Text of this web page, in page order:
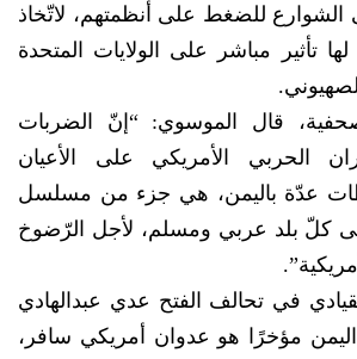
الشوارع للضغط على أنظمتهم، لاتّخاذ
تأثير مباشر على الولايات المتحدة
قال الموسوي: “إنّ الضربات
الحربي الأمريكي على الأعيان
عدّة باليمن، هي جزء من مسلسل
كلّ بلد عربي ومسلم، لأجل الرّضوخ
في تحالف الفتح عدي عبدالهادي
مؤخرًا هو عدوان أمريكي سافر،